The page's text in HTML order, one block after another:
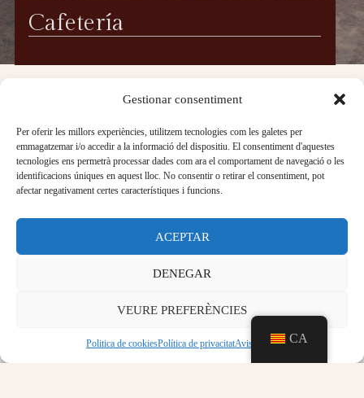
Gestionar consentiment
Per oferir les millors experiències, utilitzem tecnologies com les galetes per
emmagatzemar i/o accedir a la informació del dispositiu. El consentiment d'aquestes
tecnologies ens permetrà processar dades com ara el comportament de navegació o les
identificacions úniques en aquest lloc. No consentir o retirar el consentiment, pot
afectar negativament certes característiques i funcions.
ACEPTAR
DENEGAR
VEURE PREFERÈNCIES
Politica de cookiesPolítica de privacitatAviso legal
Cafetería
CA